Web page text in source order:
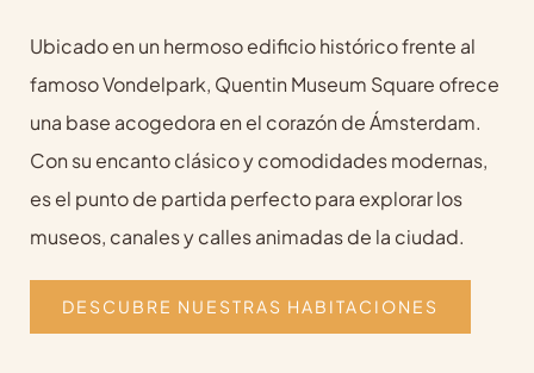
Ubicado en un hermoso edificio histórico frente al
famoso Vondelpark, Quentin Museum Square ofrece
una base acogedora en el corazón de Ámsterdam.
Con su encanto clásico y comodidades modernas,
es el punto de partida perfecto para explorar los
museos, canales y calles animadas de la ciudad.
DESCUBRE NUESTRAS HABITACIONES